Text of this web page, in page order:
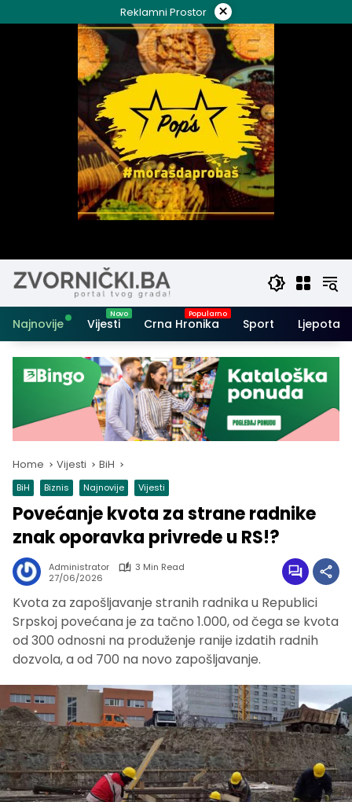
to
Reklamni Prostor ×
Najnovije Vijesti Crna Hronika Sport Ljepota i
Home Vijesti BiH
BiH Biznis Najnovije Vijesti
Povećanje kvota za strane radnike
znak oporavka privrede u RS!?
Administrator
3 Min Read
27/06/2026
Kvota za zapošljavanje stranih radnika u Republici
Srpskoj povećana je za tačno 1.000, od čega se kvota
od 300 odnosni na produženje ranije izdatih radnih
dozvola, a od 700 na novo zapošljavanje.